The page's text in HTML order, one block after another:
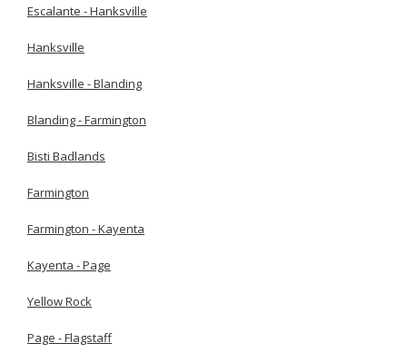
Escalante - Hanksville
Hanksville
Hanksville - Blanding
Blanding - Farmington
Bisti Badlands
Farmington
Farmington - Kayenta
Kayenta - Page
Yellow Rock
Page - Flagstaff